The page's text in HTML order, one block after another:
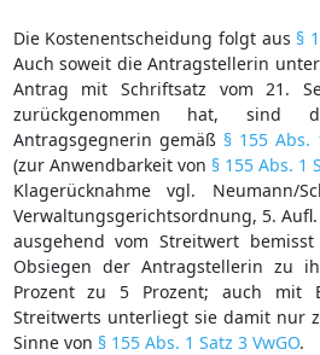
Die Kostenentscheidung folgt aus §
Auch soweit die Antragstellerin
Antrag mit Schriftsatz vom 21.
zurückgenommen hat,
Antragsgegnerin gemäß § 155 Abs.
(zur Anwendbarkeit von § 155 Abs. 1
Klagerücknahme vgl. Neumann/
Verwaltungsgerichtsordnung, 5. Aufl.
ausgehend vom Streitwert
Obsiegen der Antragstellerin zu
Prozent zu 5 Prozent; auch mit
Streitwerts unterliegt sie damit nur
Sinne von § 155 Abs. 1 Satz 3 VwGO.